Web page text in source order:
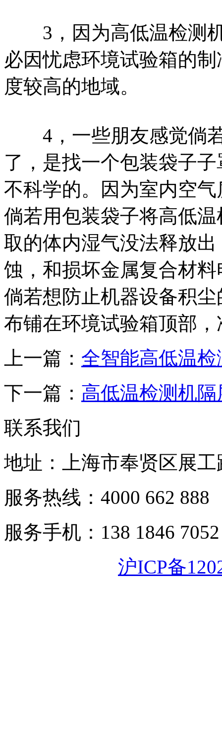
3，因为高低温检测机
必因忧虑环境试验箱的
度较高的地域。
4，一些朋友感觉倘若
了，是找一个包装袋子
不科学的。因为室内空
倘若用包装袋子将高低
取的体内湿气没法释放
蚀，和损坏金属复合材
倘若想防止机器设备积
布铺在环境试验箱顶部
上一篇： 全智能高低温
下一篇： 高低温检测机
联系我们
地址：上海市奉贤区展工
服务热线：4000 662 888
服务手机：138 1846 7052
沪ICP备